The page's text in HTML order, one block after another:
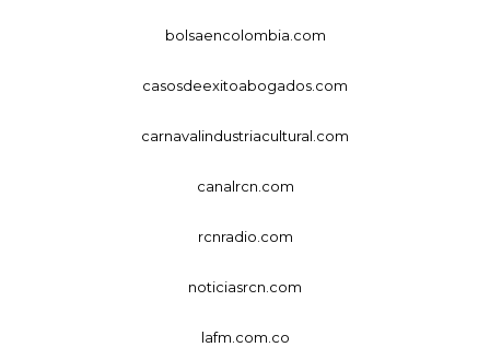
bolsaencolombia.com
casosdeexitoabogados.com
carnavalindustriacultural.com
canalrcn.com
rcnradio.com
noticiasrcn.com
lafm.com.co